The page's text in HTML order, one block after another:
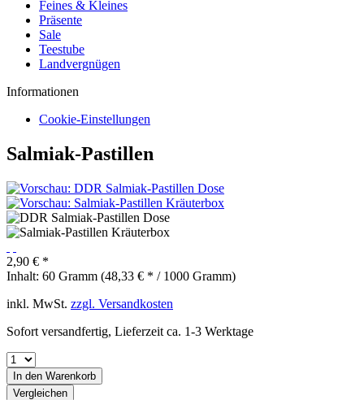
Feines & Kleines
Präsente
Sale
Teestube
Landvergnügen
Informationen
Cookie-Einstellungen
Salmiak-Pastillen
2,90 € *
Inhalt: 60 Gramm (48,33 € * / 1000 Gramm)
inkl. MwSt. zzgl. Versandkosten
Sofort versandfertig, Lieferzeit ca. 1-3 Werktage
In den Warenkorb
Vergleichen